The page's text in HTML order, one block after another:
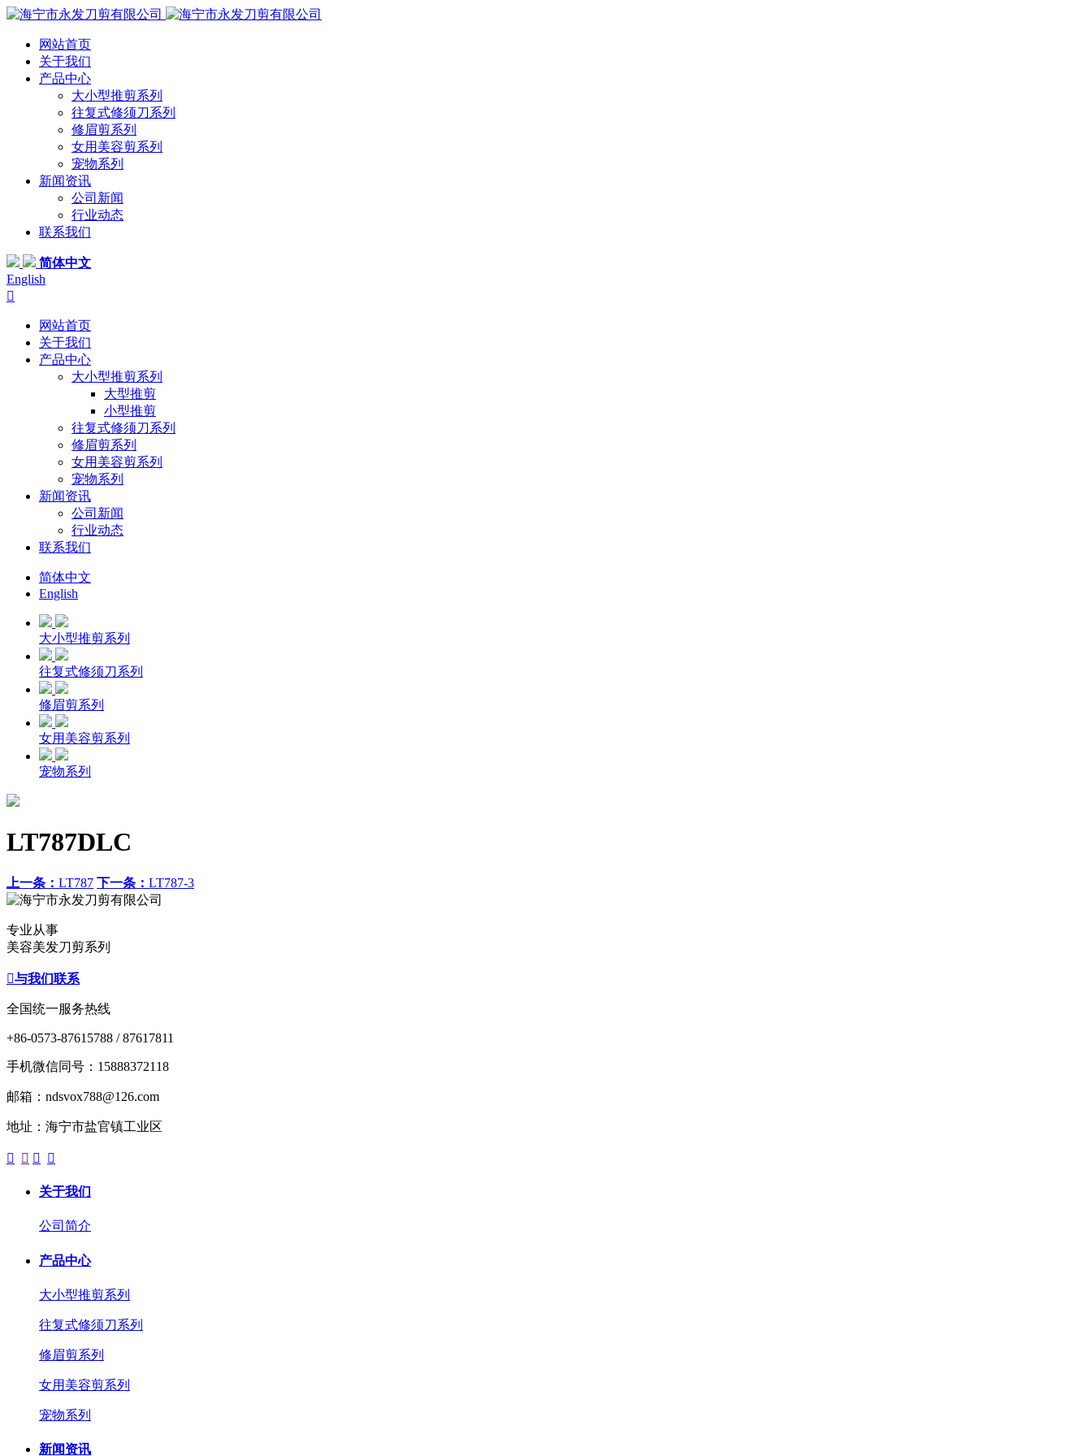
网站首页
关于我们
产品中心
大小型推剪系列
往复式修须刀系列
修眉剪系列
女用美容剪系列
宠物系列
新闻资讯
公司新闻
行业动态
联系我们
简体中文
English

网站首页
关于我们
产品中心
大小型推剪系列
大型推剪
小型推剪
往复式修须刀系列
修眉剪系列
女用美容剪系列
宠物系列
新闻资讯
公司新闻
行业动态
联系我们
简体中文
English
大小型推剪系列
往复式修须刀系列
修眉剪系列
女用美容剪系列
宠物系列
LT787DLC
上一条： LT787 下一条： LT787-3
专业从事
美容美发刀剪系列
与我们联系
全国统一服务热线
+86-0573-87615788 / 87617811
手机微信同号：15888372118
邮箱：ndsvox788@126.com
地址：海宁市盐官镇工业区
   
关于我们
公司简介
产品中心
大小型推剪系列
往复式修须刀系列
修眉剪系列
女用美容剪系列
宠物系列
新闻资讯